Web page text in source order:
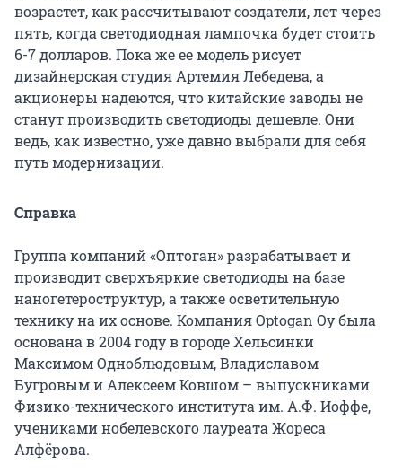
возрастет, как рассчитывают создатели, лет через
пять, когда светодиодная лампочка будет стоить
6-7 долларов. Пока же ее модель рисует
дизайнерская студия Артемия Лебедева, а
акционеры надеются, что китайские заводы не
станут производить светодиоды дешевле. Они
ведь, как известно, уже давно выбрали для себя
путь модернизации.
Справка
Группа компаний «Оптоган» разрабатывает и
производит сверхъяркие светодиоды на базе
наногетероструктур, а также осветительную
технику на их основе. Компания Optogan Oy была
основана в 2004 году в городе Хельсинки
Максимом Одноблюдовым, Владиславом
Бугровым и Алексеем Ковшом – выпускниками
Физико-технического института им. А.Ф. Иоффе,
учениками нобелевского лауреата Жореса
Алфёрова.